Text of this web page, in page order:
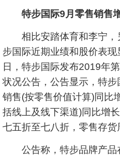
特步国际9月零售销售
相比安踏体育和李宁，
步国际近期业绩和股价表现
日，特步国际发布2019年
状况公告，公告显示，特
销售(按零售价值计算)同比
括线上及线下渠道)同比增
七五折至七八折，零售存货
公告称，特步品牌产品